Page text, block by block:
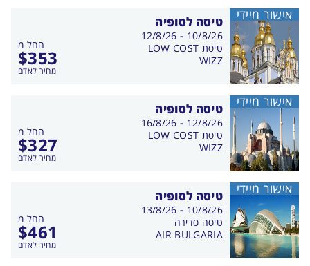
טיסה לסופיה
החל מ
$353
מחיר לאדם
בין
התאריכים,
10/8/26
-
12/8/26
טיסת LOW COST
WIZZ
אישור מיידי
טיסה לסופיה
החל מ
$327
מחיר לאדם
בין
התאריכים,
12/8/26
-
16/8/26
טיסת LOW COST
WIZZ
אישור מיידי
טיסה לסופיה
החל מ
$461
מחיר לאדם
בין
התאריכים,
10/8/26
-
13/8/26
טיסה סדירה
AIR BULGARIA
אישור מיידי